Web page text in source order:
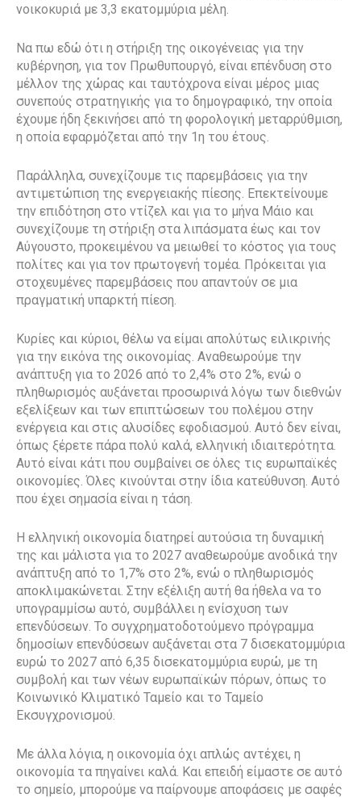
νοικοκυριά με 3,3 εκατομμύρια μέλη.
Να πω εδώ ότι η στήριξη της οικογένειας για την
κυβέρνηση, για τον Πρωθυπουργό, είναι επένδυση στο
μέλλον της χώρας και ταυτόχρονα είναι μέρος μιας
συνεπούς στρατηγικής για το δημογραφικό, την οποία
έχουμε ήδη ξεκινήσει από τη φορολογική μεταρρύθμιση,
η οποία εφαρμόζεται από την 1η του έτους.
Παράλληλα, συνεχίζουμε τις παρεμβάσεις για την
αντιμετώπιση της ενεργειακής πίεσης. Επεκτείνουμε
την επιδότηση στο ντίζελ και για το μήνα Μάιο και
συνεχίζουμε τη στήριξη στα λιπάσματα έως και τον
Αύγουστο, προκειμένου να μειωθεί το κόστος για τους
πολίτες και για τον πρωτογενή τομέα. Πρόκειται για
στοχευμένες παρεμβάσεις που απαντούν σε μια
πραγματική υπαρκτή πίεση.
Κυρίες και κύριοι, θέλω να είμαι απολύτως ειλικρινής
για την εικόνα της οικονομίας. Αναθεωρούμε την
ανάπτυξη για το 2026 από το 2,4% στο 2%, ενώ ο
πληθωρισμός αυξάνεται προσωρινά λόγω των διεθνών
εξελίξεων και των επιπτώσεων του πολέμου στην
ενέργεια και στις αλυσίδες εφοδιασμού. Αυτό δεν είναι,
όπως ξέρετε πάρα πολύ καλά, ελληνική ιδιαιτερότητα.
Αυτό είναι κάτι που συμβαίνει σε όλες τις ευρωπαϊκές
οικονομίες. Όλες κινούνται στην ίδια κατεύθυνση. Αυτό
που έχει σημασία είναι η τάση.
Η ελληνική οικονομία διατηρεί αυτούσια τη δυναμική
της και μάλιστα για το 2027 αναθεωρούμε ανοδικά την
ανάπτυξη από το 1,7% στο 2%, ενώ ο πληθωρισμός
αποκλιμακώνεται. Στην εξέλιξη αυτή θα ήθελα να το
υπογραμμίσω αυτό, συμβάλλει η ενίσχυση των
επενδύσεων. Το συγχρηματοδοτούμενο πρόγραμμα
δημοσίων επενδύσεων αυξάνεται στα 7 δισεκατομμύρια
ευρώ το 2027 από 6,35 δισεκατομμύρια ευρώ, με τη
συμβολή και των νέων ευρωπαϊκών πόρων, όπως το
Κοινωνικό Κλιματικό Ταμείο και το Ταμείο
Εκσυγχρονισμού.
Με άλλα λόγια, η οικονομία όχι απλώς αντέχει, η
οικονομία τα πηγαίνει καλά. Και επειδή είμαστε σε αυτό
το σημείο, μπορούμε να παίρνουμε αποφάσεις με σαφές